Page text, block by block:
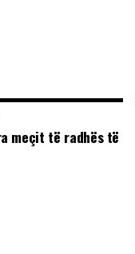
meçit të radhës të